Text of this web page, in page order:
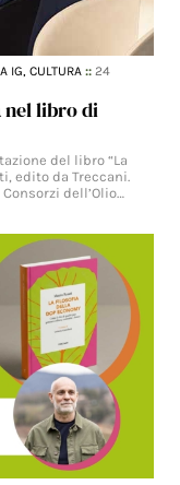
IG,CULTURA ::24
nel libro di
del libro “La
edito da Treccani.
dell’Olio…